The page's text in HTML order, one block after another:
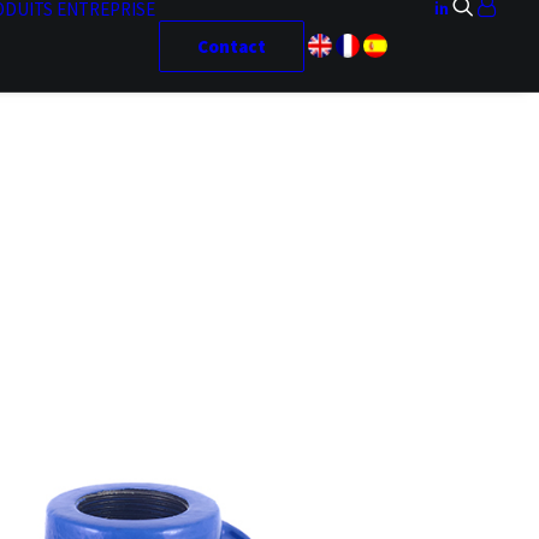
ENTREPRISE
Contact